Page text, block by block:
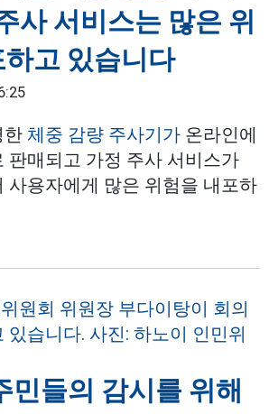
사 서비스는 많은 위
고 있습니다
한 체중 감량 주사기가 온라인에
판매되고 가정 주사 서비스가
사용자에게 많은 위험을 내포하
민들의 감시를 위해